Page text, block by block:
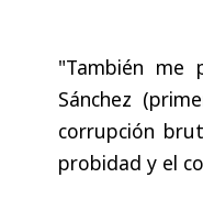
"También me
Sánchez
corrupción
probidad y el